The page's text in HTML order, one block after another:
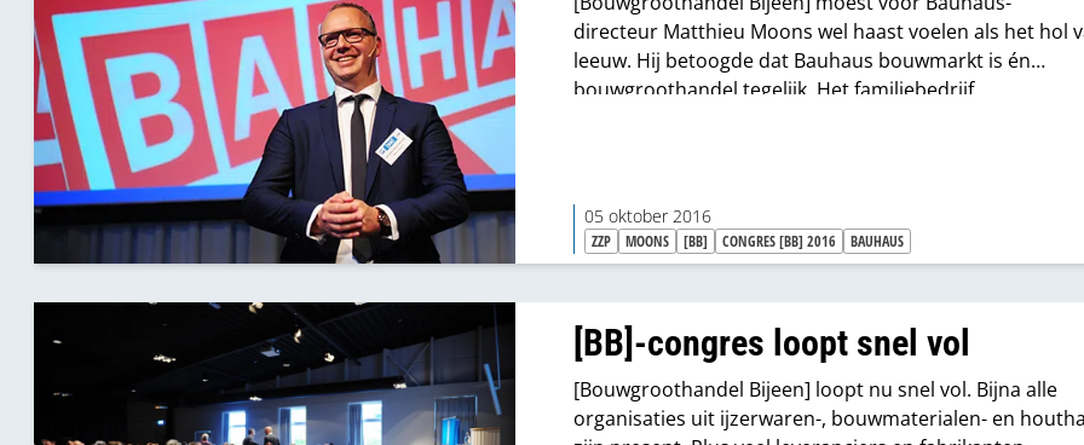
directeur Matthieu Moons wel haast voelen als het hol
leeuw. Hij betoogde dat Bauhaus bouwmarkt is én
bouwgroothandel tegelijk. Het familiebedrijf...
05 oktober 2016
ZZP MOONS [BB] CONGRES [BB] 2016 BAUHAUS
[BB]-congres loopt snel vol
[Bouwgroothandel Bijeen] loopt nu snel vol. Bijna alle
organisaties uit ijzerwaren-, bouwmaterialen- en